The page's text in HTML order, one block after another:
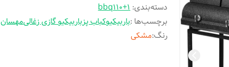
دسته‌بندی:
bbq110+1
برچسب‌ها :باربیکیوکباب پزباربیکیو گازی زغالیمهسان
رنگ:مشکی